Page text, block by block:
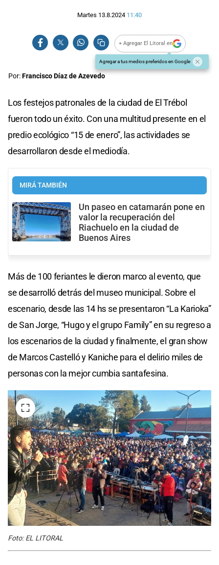
Martes 13.8.2024 11:40
+ Agregar El Litoral en
Agregar a tus medios preferidos en Google
Por:Francisco Díaz de Azevedo
Los festejos patronales de la ciudad de El Trébol
fueron todo un éxito. Con una multitud presente en el
predio ecológico “15 de enero”, las actividades se
desarrollaron desde el mediodía.
MIRÁ TAMBIÉN
Un paseo en catamarán pone en
valor la recuperación del
Riachuelo en la ciudad de
Buenos Aires
Más de 100 feriantes le dieron marco al evento, que
se desarrolló detrás del museo municipal. Sobre el
escenario, desde las 14 hs se presentaron “La Karioka”
de San Jorge, “Hugo y el grupo Family” en su regreso a
los escenarios de la ciudad y finalmente, el gran show
de Marcos Castelló y Kaniche para el delirio miles de
personas con la mejor cumbia santafesina.
Foto: EL LITORAL